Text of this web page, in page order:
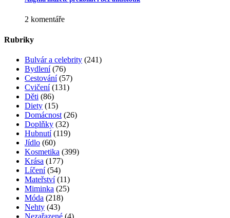
2 komentáře
Rubriky
Bulvár a celebrity (241)
Bydlení(76)
Cestování(57)
Cvičení(131)
Děti (86)
Diety (15)
Domácnost (26)
Doplňky (32)
Hubnutí(119)
Jídlo (60)
Kosmetika (399)
Krása (177)
Líčení(54)
Mateřství(11)
Miminka (25)
Móda (218)
Nehty (43)
Nezařazené (4)